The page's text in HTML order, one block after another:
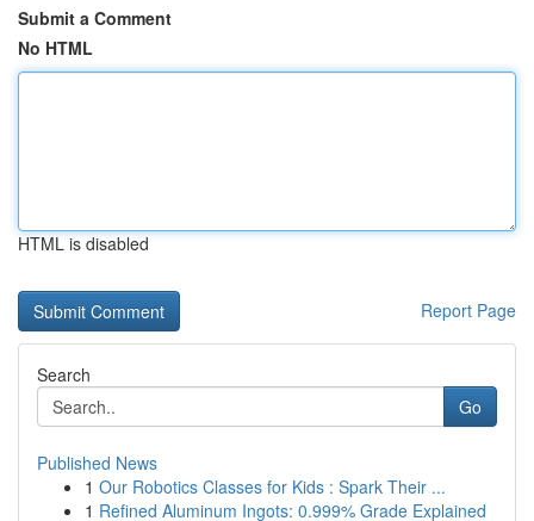
Submit a Comment
No HTML
HTML is disabled
Report Page
Search
Go
Published News
1 Our Robotics Classes for Kids : Spark Their ...
1 Refined Aluminum Ingots: 0.999% Grade Explained